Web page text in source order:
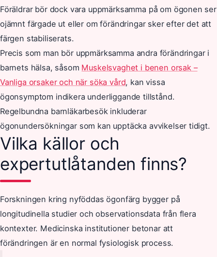
Föräldrar bör dock vara uppmärksamma på om ögonen ser
ojämnt färgade ut eller om förändringar sker efter det att
färgen stabiliserats.
Precis som man bör uppmärksamma andra förändringar i
barnets hälsa, såsom Muskelsvaghet i benen orsak –
Vanliga orsaker och när söka vård, kan vissa
ögonsymptom indikera underliggande tillstånd.
Regelbundna barnläkarbesök inkluderar
ögonundersökningar som kan upptäcka avvikelser tidigt.
Vilka källor och
expertutlåtanden finns?
Forskningen kring nyföddas ögonfärg bygger på
longitudinella studier och observationsdata från flera
kontexter. Medicinska institutioner betonar att
förändringen är en normal fysiologisk process.